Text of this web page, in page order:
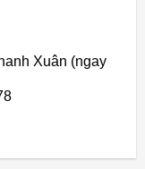
Xuân (ngay